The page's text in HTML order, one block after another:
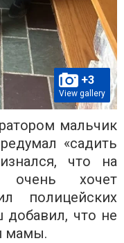
+3
View gallery
мальчик
«садить
что на
хочет
полицейских
что не
мамы.